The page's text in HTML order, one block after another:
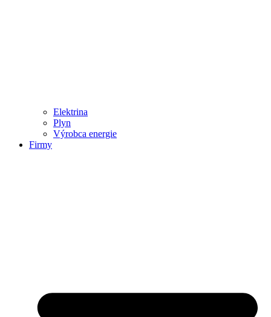
Elektrina
Plyn
Výrobca energie
Firmy